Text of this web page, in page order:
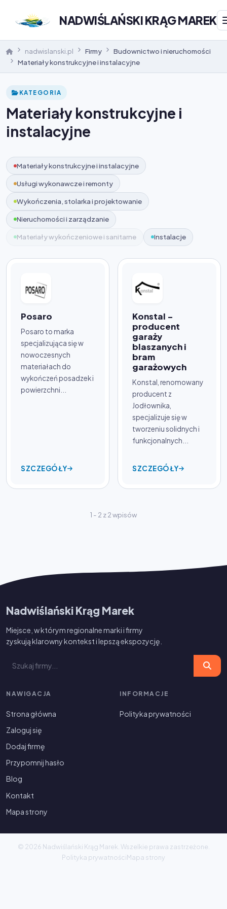
NADWIŚLAŃSKI KRĄG MAREK
nadwislanski.pl Firmy
Budownictwo i nieruchomości
Materiały konstrukcyjne i instalacyjne
KATEGORIA
Materiały konstrukcyjne i
instalacyjne
Materiały konstrukcyjne i instalacyjne
Usługi wykonawcze i remonty
Wykończenia, stolarka i projektowanie
Nieruchomości i zarządzanie
Materiały wykończeniowe i sanitarne Instalacje
Posaro
Posaro to marka
specjalizująca się w
nowoczesnych
materiałach do
wykończeń posadzek i
powierzchni...
SZCZEGÓŁY
Konstal -
producent
garaży
blaszanych i
bram
garażowych
Konstal, renomowany
producent z
Jodłownika,
specjalizuje się w
tworzeniu solidnych i
funkcjonalnych...
SZCZEGÓŁY
1 - 2 z 2 wpisów
Nadwiślański Krąg Marek
Miejsce, w którym regionalne marki i firmy
zyskują klarowny kontekst i lepszą ekspozycję.
NAWIGACJA
Strona główna
Zaloguj się
Dodaj firmę
Przypomnij hasło
Blog
Kontakt
Mapa strony
INFORMACJE
Polityka prywatności
© 2026 Nadwiślański Krąg Marek. Wszelkie prawa zastrzeżone.
Polityka prywatnościMapa strony